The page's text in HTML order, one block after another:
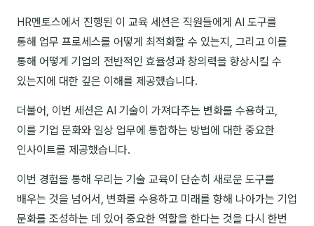
김지혜
김휘
민광동
박혜랑
안정미
HR멘토스에서 진행된 이 교육 세션은 직원들에게 AI 도구를
통해 업무 프로세스를 어떻게 최적화할 수 있는지, 그리고 이를
통해 어떻게 기업의 전반적인 효율성과 창의력을 향상시킬 수
있는지에 대한 깊은 이해를 제공했습니다.
더불어, 이번 세션은 AI 기술이 가져다주는 변화를 수용하고,
이를 기업 문화와 일상 업무에 통합하는 방법에 대한 중요한
인사이트를 제공했습니다.
이번 경험을 통해 우리는 기술 교육이 단순히 새로운 도구를
배우는 것을 넘어서, 변화를 수용하고 미래를 향해 나아가는 기업
문화를 조성하는 데 있어 중요한 역할을 한다는 것을 다시 한번